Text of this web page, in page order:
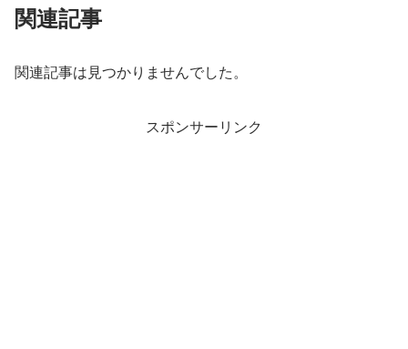
関連記事
関連記事は見つかりませんでした。
スポンサーリンク